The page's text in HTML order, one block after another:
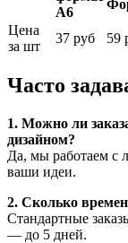
А6
Цена
за шт
37 руб 59
Часто
1. Можно ли
дизайном?
Да, мы работаем с
ваши идеи.
2. Сколько
Стандартные
— до 5 дней.